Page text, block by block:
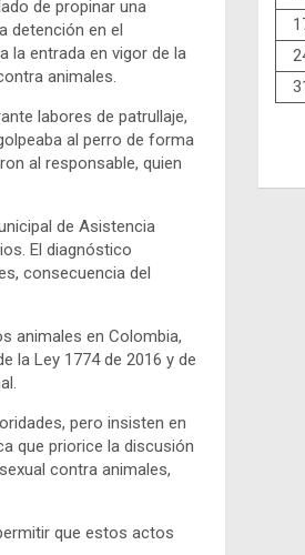
de propinar una
detención en el
la entrada en vigor de la
animales.
labores de patrullaje,
al perro de forma
al responsable, quien
de Asistencia
El diagnóstico
consecuencia del
animales en Colombia,
la Ley 1774 de 2016 y de
pero insisten en
que priorice la discusión
contra animales,
que estos actos